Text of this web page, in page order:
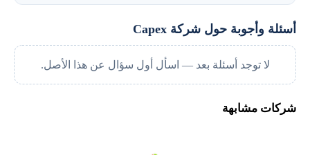
أسئلة وأجوبة حول شركة Capex
لا توجد أسئلة بعد — اسأل أول سؤال عن هذا الأصل.
شركات مشابهة